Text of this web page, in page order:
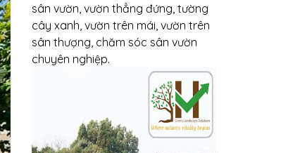
sân vườn, vườn thẳng đứng, tường
cây xanh, vườn trên mái, vườn trên
sân thượng, chăm sóc sân vườn
chuyên nghiệp.